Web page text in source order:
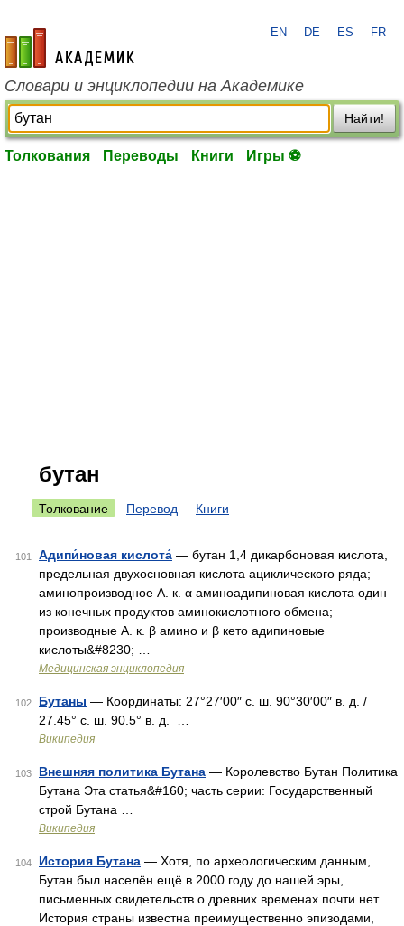
academic.ru
EN DE ES FR
Словари и энциклопедии на Академике
Найти!
Толкования Переводы Книги Игры ⚽
бутан
Толкование Перевод Книги
101 Адипи́новая кислота́ — бутан 1,4 дикарбоновая кислота,
предельная двухосновная кислота ациклического ряда;
аминопроизводное А. к. α аминоадипиновая кислота один
из конечных продуктов аминокислотного обмена;
производные А. к. β амино и β кето адипиновые
кислоты&#8230; …
Медицинская энциклопедия
102 Бутаны — Координаты: 27°27′00″ с. ш. 90°30′00″ в. д. /
27.45° с. ш. 90.5° в. д. …
Википедия
103 Внешняя политика Бутана — Королевство Бутан Политика
Бутана Эта статья&#160; часть серии: Государственный
строй Бутана …
Википедия
104 История Бутана — Хотя, по археологическим данным,
Бутан был населён ещё в 2000 году до нашей эры,
письменных свидетельств о древних временах почти нет.
История страны известна преимущественно эпизодами,